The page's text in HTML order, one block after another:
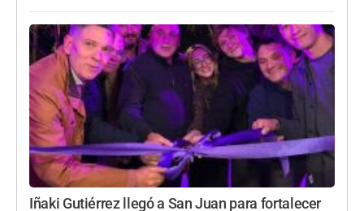
Iñaki Gutiérrez llegó a San Juan para fortalecer